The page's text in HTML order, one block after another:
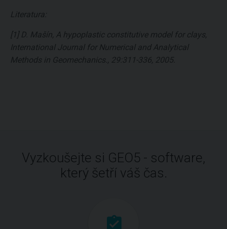
Literatura:
[1] D. Mašín, A hypoplastic constitutive model for clays,
International Journal for Numerical and Analytical
Methods in Geomechanics., 29:311-336, 2005.
Vyzkoušejte si GEO5 - software,
který šetří váš čas.